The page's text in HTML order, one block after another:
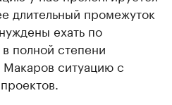
длительный промежуток
ехать по
полной степени
Макаров ситуацию с